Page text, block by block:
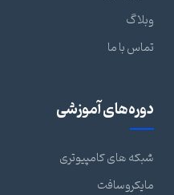
وبلاگ
تماس با ما
دوره‌های آموزشی
شبکه های کامپیوتری
مایکروسافت